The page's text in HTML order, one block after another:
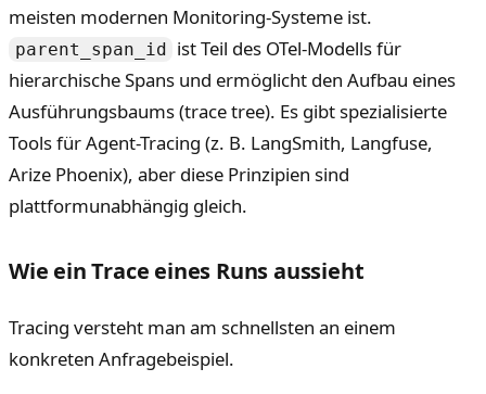
meisten modernen Monitoring-Systeme ist.
parent_span_id ist Teil des OTel-Modells für
hierarchische Spans und ermöglicht den Aufbau eines
Ausführungsbaums (trace tree). Es gibt spezialisierte
Tools für Agent-Tracing (z. B. LangSmith, Langfuse,
Arize Phoenix), aber diese Prinzipien sind
plattformunabhängig gleich.
Wie ein Trace eines Runs aussieht
Tracing versteht man am schnellsten an einem
konkreten Anfragebeispiel.